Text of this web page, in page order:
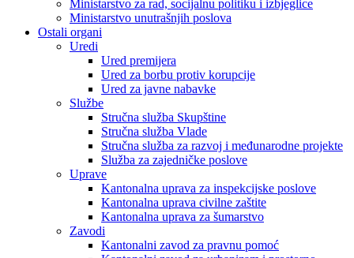
Ministarstvo za rad, socijalnu politiku i izbjeglice
Ministarstvo unutrašnjih poslova
Ostali organi
Uredi
Ured premijera
Ured za borbu protiv korupcije
Ured za javne nabavke
Službe
Stručna služba Skupštine
Stručna služba Vlade
Stručna služba za razvoj i međunarodne projekte
Služba za zajedničke poslove
Uprave
Kantonalna uprava za inspekcijske poslove
Kantonalna uprava civilne zaštite
Kantonalna uprava za šumarstvo
Zavodi
Kantonalni zavod za pravnu pomoć